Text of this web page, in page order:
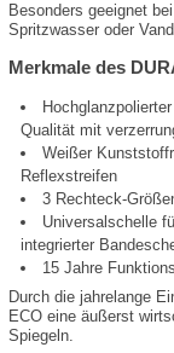
Besonders geeignet
Spritzwasser oder
Merkmale des
Qualität mit
Weißer
Reflexstreifen
3 Rechteck-
Universalschelle
integrierter
15 Jahre
Durch die jahrelange
ECO eine äußerst
Spiegeln.